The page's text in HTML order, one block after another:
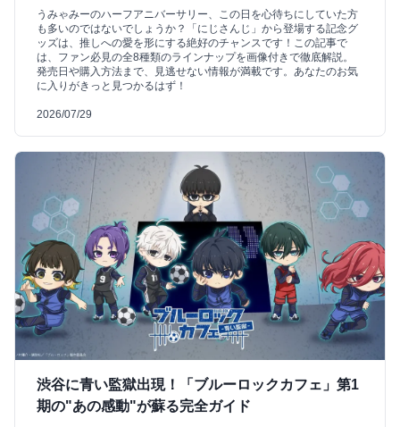
うみゃみーのハーフアニバーサリー、この日を心待ちにしていた方
も多いのではないでしょうか？「にじさんじ」から登場する記念グ
ッズは、推しへの愛を形にする絶好のチャンスです！この記事で
は、ファン必見の全8種類のラインナップを画像付きで徹底解説。
発売日や購入方法まで、見逃せない情報が満載です。あなたのお気
に入りがきっと見つかるはず！
2026/07/29
渋谷に青い監獄出現！「ブルーロックカフェ」第1
期の"あの感動"が蘇る完全ガイド